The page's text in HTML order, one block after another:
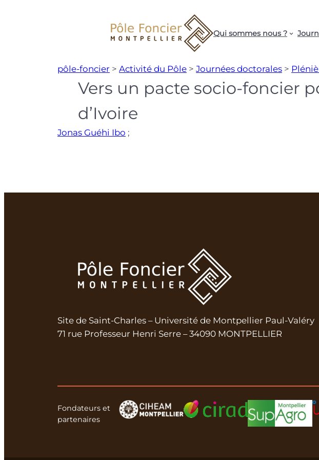
Qui sommes nous ?
pôle-foncier > Activité du Pôle > Journées doctorales >
Vers un pacte socio-foncier
d’Ivoire
Jonas Guéhi Ibo ;
Site de Saint-Charles – Université de Montpellier Paul-Valéry
71 rue Professeur Henri Serre – 34090 MONTPELLIER
Fondateurs et
partenaires